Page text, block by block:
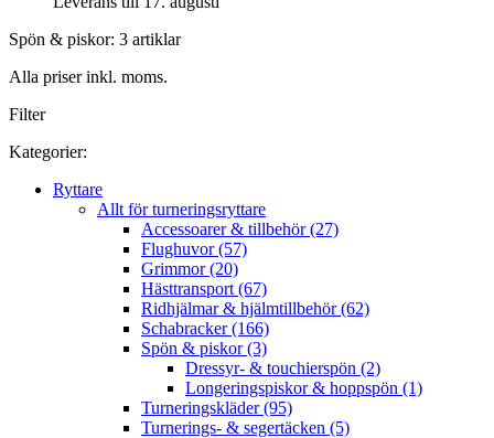
Spön & piskor: 3 artiklar
Alla priser inkl. moms.
Filter
Kategorier:
Ryttare
Allt för turneringsryttare
Accessoarer & tillbehör (27)
Flughuvor (57)
Grimmor (20)
Hästtransport (67)
Ridhjälmar & hjälmtillbehör (62)
Schabracker (166)
Spön & piskor (3)
Dressyr- & touchierspön (2)
Longeringspiskor & hoppspön (1)
Turneringskläder (95)
Turnerings- & segertäcken (5)